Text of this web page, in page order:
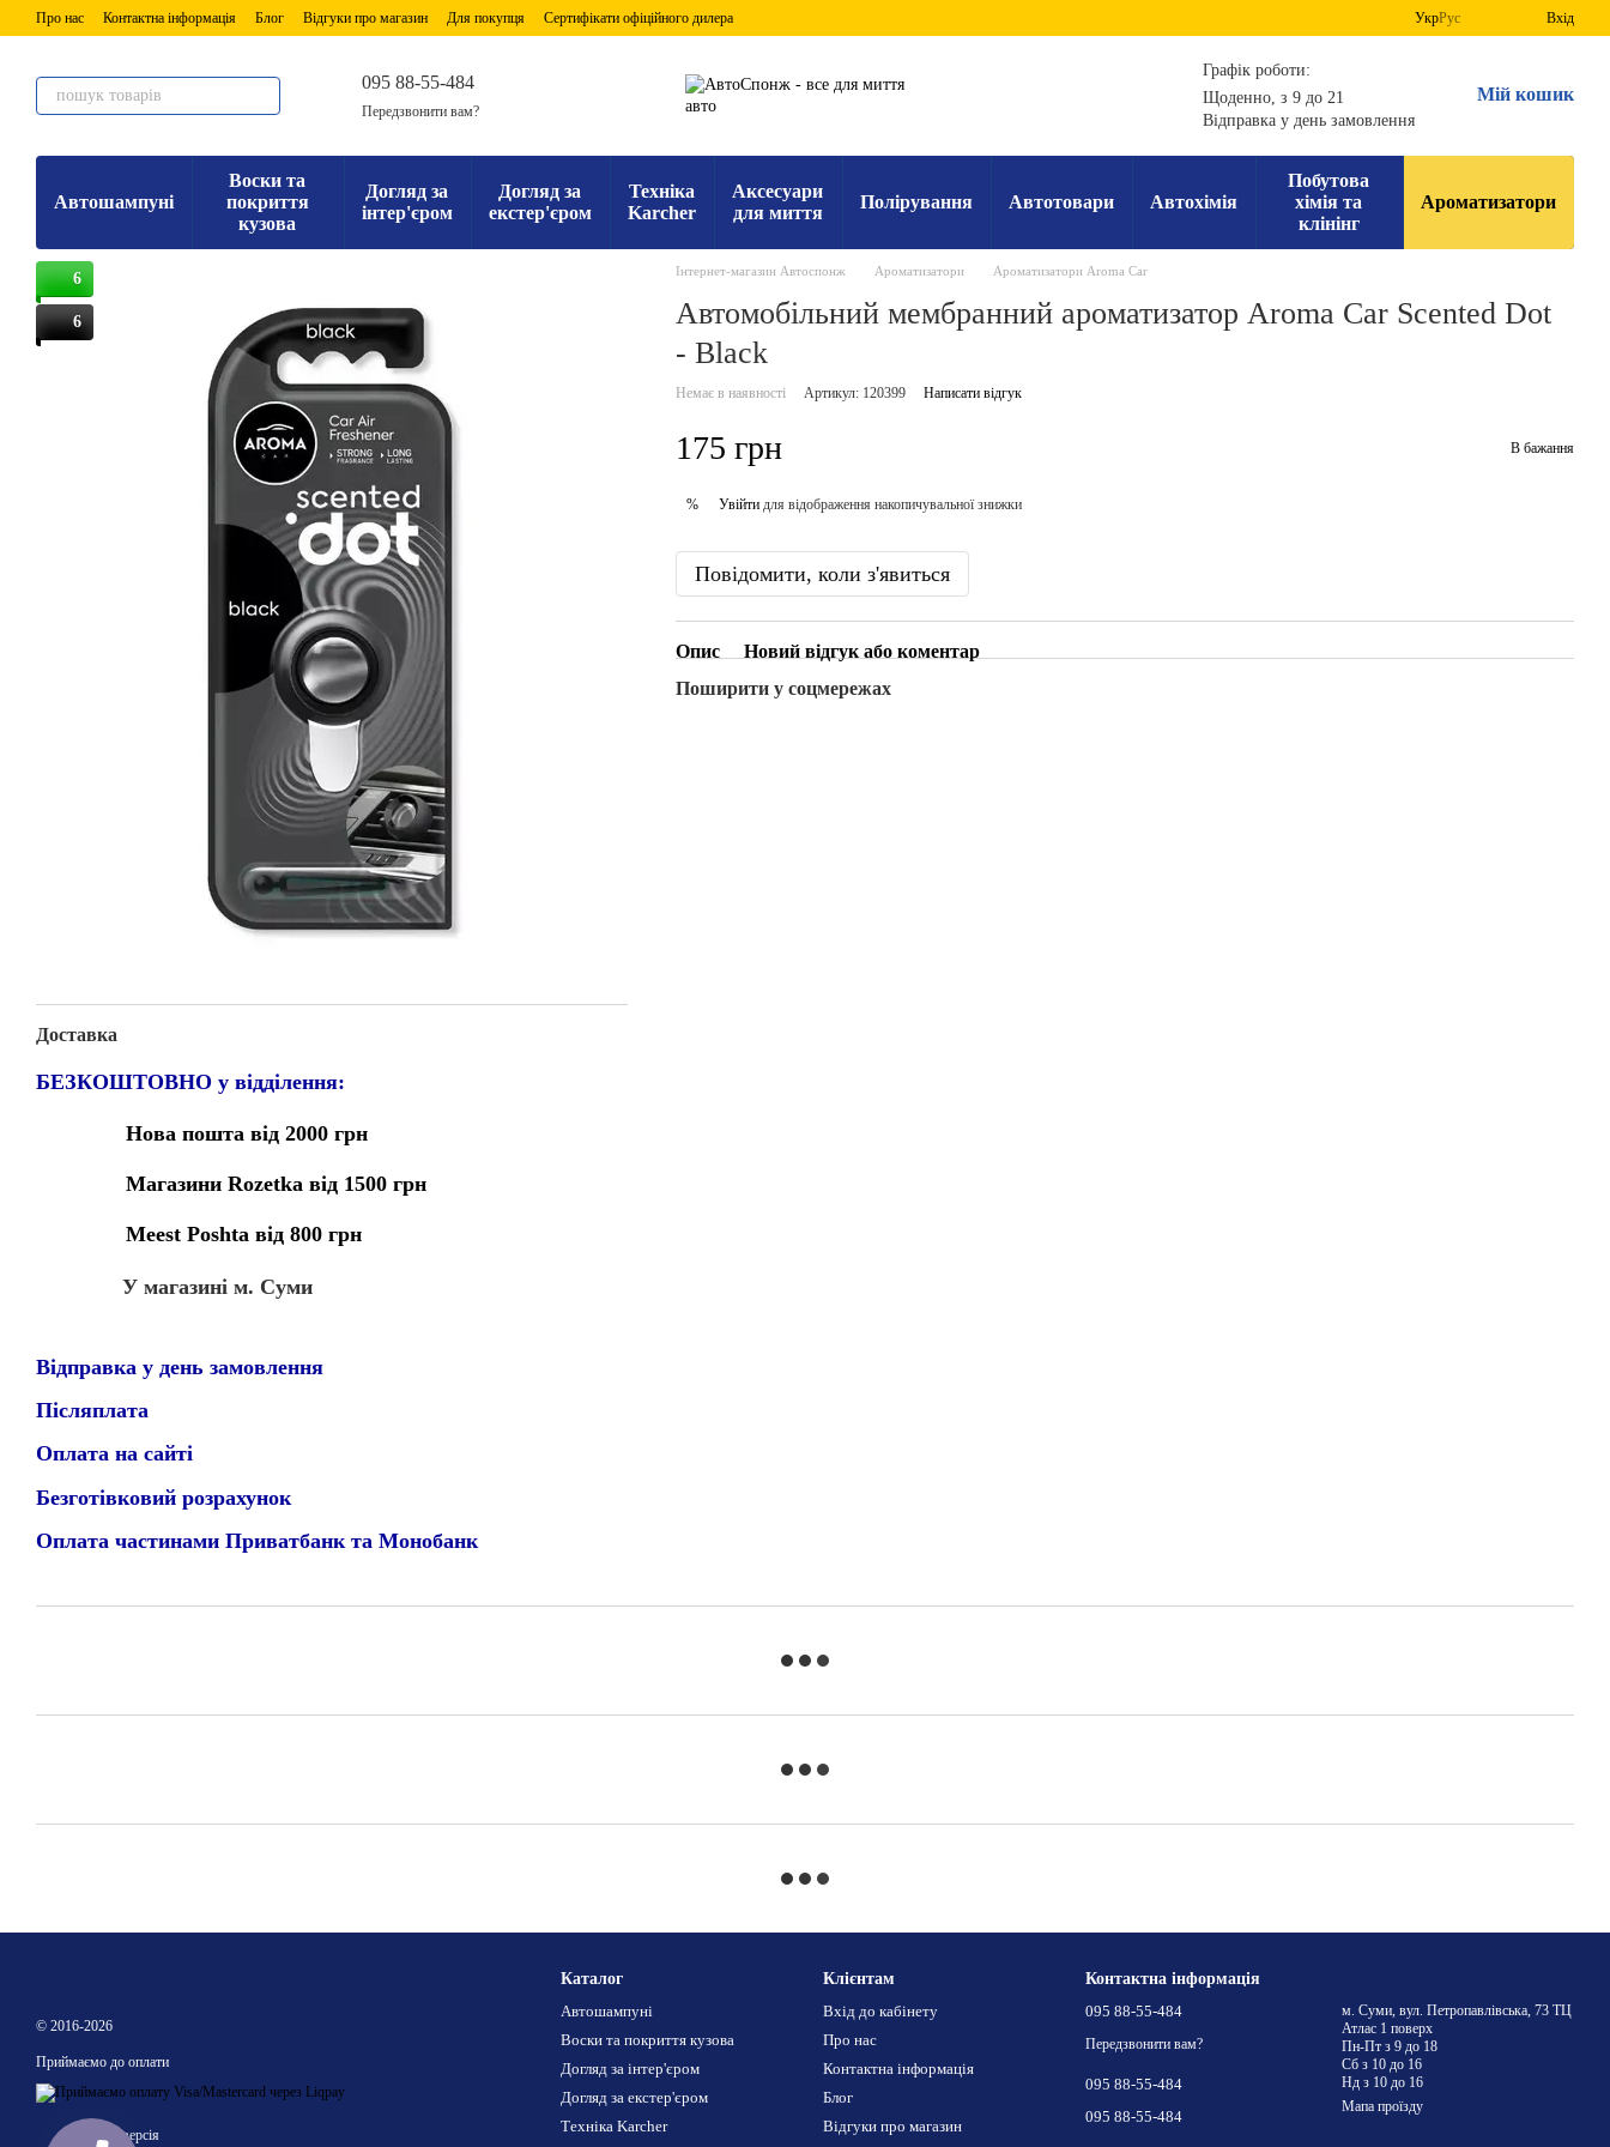
Перейти до основного контенту
Про нас Контактна інформація Блог Відгуки про магазин Для покупця Сертифікати офіційного дилера УкрРус Вхід
095 88-55-484
Передзвонити вам?
Графік роботи:
Щоденно, з 9 до 21
Відправка у день замовлення
Мій кошик
Автошампуні
Воски та
покриття
кузова
Догляд за
інтер'єром
Догляд за
екстер'єром
Техніка
Karcher
Аксесуари
для миття
Полірування Автотовари Автохімія
Побутова
хімія та
клінінг
Ароматизатори
6
6
Доставка
БЕЗКОШТОВНО у відділення:
Нова пошта від 2000 грн
Магазини Rozetka від 1500 грн
Meest Poshta від 800 грн
У магазині м. Суми
Відправка у день замовлення
Післяплата
Оплата на сайті
Безготівковий розрахунок
Оплата частинами Приватбанк та Монобанк
Інтернет-магазин Автоспонж Ароматизатори Ароматизатори Aroma Car
Автомобільний мембранний ароматизатор Aroma Car Scented Dot
- Black
Немає в наявності Артикул: 120399 Написати відгук
175 грн В бажання
% Увійтидля відображення накопичувальної знижки
Повідомити, коли з'явиться
Опис
Новий відгук або коментар
Поширити у соцмережах
© 2016-2026
Приймаємо до оплати
Мобільна версія
Каталог
Автошампуні
Воски та покриття кузова
Догляд за інтер'єром
Догляд за екстер'єром
Техніка Karcher
Клієнтам
Вхід до кабінету
Про нас
Контактна інформація
Блог
Відгуки про магазин
Контактна інформація
095 88-55-484
Передзвонити вам?
095 88-55-484
095 88-55-484
м. Суми, вул. Петропавлівська, 73 ТЦ
Атлас 1 поверх
Пн-Пт з 9 до 18
Сб з 10 до 16
Нд з 10 до 16
Мапа проїзду